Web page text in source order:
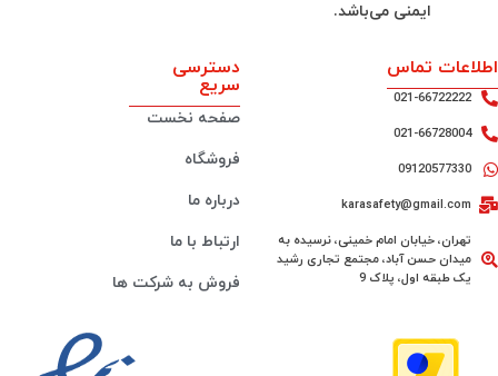
ایمنی می‌باشد.
اطلاعات تماس
021-66722222
021-66728004
09120577330
karasafety@gmail.com
تهران، خیابان امام خمینی، نرسیده به
میدان حسن آباد، مجتمع تجاری رشید
یک طبقه اول، پلاک 9
دسترسی
سریع
صفحه نخست
فروشگاه
درباره ما
ارتباط با ما
فروش به شرکت ها